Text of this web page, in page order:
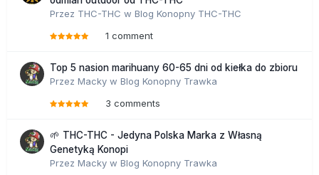
Przez THC-THC w Blog Konopny THC-THC
1 comment
Top 5 nasion marihuany 60-65 dni od kiełka do zbioru
Przez Macky w Blog Konopny Trawka
3 comments
🌱 THC-THC - Jedyna Polska Marka z Własną
Genetyką Konopi
Przez Macky w Blog Konopny Trawka